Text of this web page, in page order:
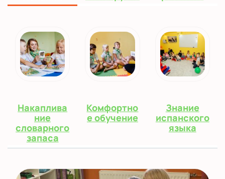
Накаплива
ние
словарного
запаса
Комфортно
е обучение
Знание
испанского
языка